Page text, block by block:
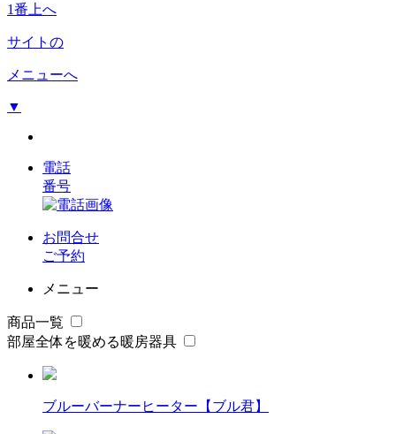
1番上へ
サイトの
メニューへ
▼
電話
番号
お問合せ
ご予約
メニュー
商品一覧
部屋全体を暖める暖房器具
ブルーバーナーヒーター【ブル君】